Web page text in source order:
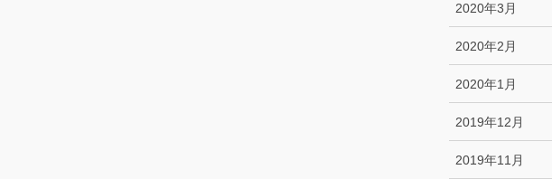
2020年3月
2020年2月
2020年1月
2019年12月
2019年11月